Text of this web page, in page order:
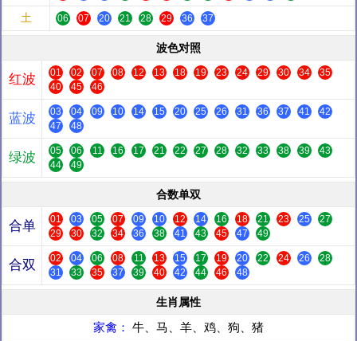
土 06 07 20 21 28 29 36 37
波色对照
红波 01 02 07 08 12 13 18 19 23 24 29 30 34
35
40
45 46
蓝波 03 04 09 10 14 15 20 25 26 31 36 37 41
42
47
48
绿波 05 06 11 16 17 21 22 27 28 32 33 38 39
43
44
49
合数单双
合单 01 03 05 07 09 10 12 14 16 18 21 23 25
27
29
30 32 34 36 38 41 43 45 47 49
合双 02 04 06 08 11 13 15 17 19 20 22 24 26
28
31
33 35 37 39 40 42 44 46 48
生肖属性
家禽： 牛、马、羊、鸡、狗、猪